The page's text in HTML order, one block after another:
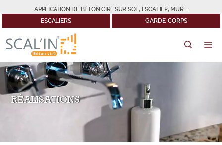
au
contenu
APPLICATION DE BÉTON CIRÉ SUR SOL, ESCALIER, MUR...
ESCALIERS
GARDE-CORPS
RÉALISATIONS